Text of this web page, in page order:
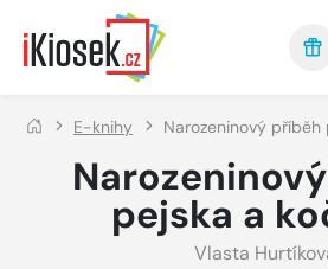
Přejít na hlavní obsah
E-knihy Narozeninový příběh
pejska a
Vlasta